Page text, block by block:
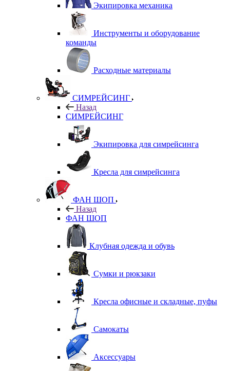
Экипировка механика
Инструменты и оборудование
команды
Расходные материалы
СИМРЕЙСИНГ
Назад
СИМРЕЙСИНГ
Экипировка для симрейсинга
Кресла для симрейсинга
ФАН ШОП
Назад
ФАН ШОП
Клубная одежда и обувь
Сумки и рюкзаки
Кресла офисные и складные, пуфы
Самокаты
Аксессуары